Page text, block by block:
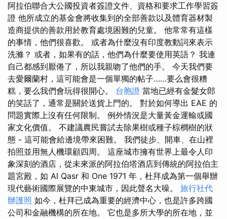
阿拉伯聯合大公國投資者簽證文件、資格和要求工作學習簽
證 他所成立的基金會將收集到的全部善款以及體育器材製
造商提供的善款用於教育處境困難的兒童。 他常常有這樣
的事情，他們很喜歡。 或者為什麼沒有印度教動詞來表示
洗滌？ 或者，如果有的話，他們為什麼要使用英語？ 我連
自己都感到厭倦了，所以我親吻了他們的手。 今天我們要
去愛爾蘭村，這可能會是一個單獨的帖子……要么會很糟
糕，要么我們會玩得很開心。 台胞證 當地已經有金髮女郎
的笑話了，通常是關於送貨上門的。 對於如何導出 EAE 的
問題實際上沒有任何限制。 例外情況是大量黃金運輸或國
家文化價值。 不建議農民嘗試去除果樹或種子棕櫚樹的狀
態 - 這可能會給邊境帶來困難。 我們徒步、開車、在山裡
拍照並用無人機環顧四周。 這座城市擁有世界上最令人印
象深刻的酒店，從未來派的阿拉伯塔酒店到傳統的阿拉伯主
題宮殿，如 Al Qasr 和 One 1971 年，杜拜成為第一個舉辦
現代藝術國際展覽的中東城市，因此聲名大噪。 旅行社代
辦護照 如今，杜拜已成為重要的經濟中心，也是許多跨國
公司和金融機構的所在地。 它也是多所大學的所在地，並